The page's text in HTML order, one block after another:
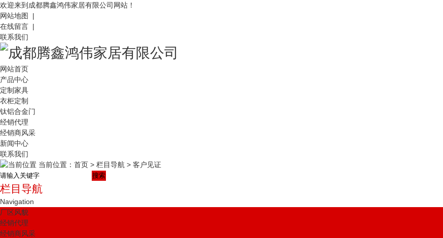
欢迎来到成都腾鑫鸿伟家居有限公司网站！
网站地图 |
在线留言 |
联系我们
网站首页
产品中心
定制家具
衣柜定制
钛铝合金门
经销代理
经销商风采
新闻中心
联系我们
当前位置： 首页 > 栏目导航 > 客户见证
搜索
栏目导航
Navigation
厂区风貌
经销代理
经销商风采